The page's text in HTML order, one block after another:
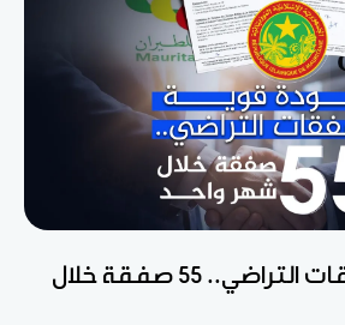
عودة قوية لصفقات التراضي.. 55 صفقة خلال